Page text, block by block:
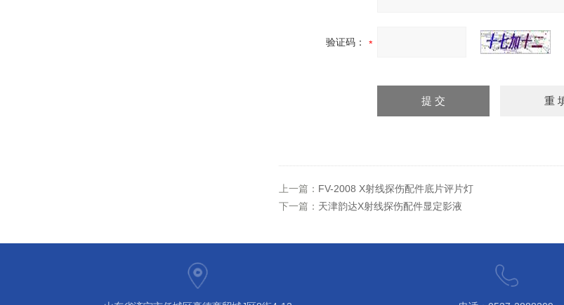
验证码：
上一篇： FV-2008 X射线探伤配件底片评片灯
下一篇： 天津韵达X射线探伤配件显定影液